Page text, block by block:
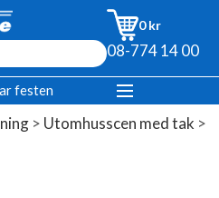
0 kr
08-774 14 00
festen
> Utomhusscen med tak >